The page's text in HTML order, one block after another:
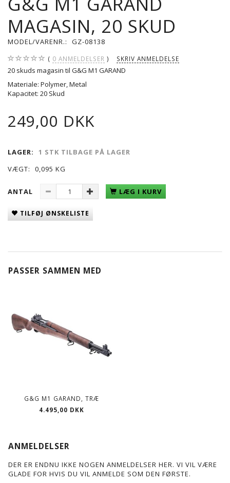
MAGASIN, 20 SKUD
MODEL/VARENR.: GZ-08138
0 ANMELDELSER SKRIV ANMELDELSE
20 skuds magasin til G&G M1 GARAND
Materiale: Polymer, Metal
Kapacitet: 20 Skud
249,00 DKK
LAGER:
1 STK TILBAGE PÅ LAGER
VÆGT:
0,095 KG
ANTAL LÆG I KURV
TILFØJ ØNSKELISTE
PASSER SAMMEN MED
G&G M1 GARAND, TRÆ
4.495,00 DKK
ANMELDELSER
DER ER ENDNU IKKE NOGEN ANMELDELSER HER. VI VIL VÆRE
GLADE FOR HVIS DU VIL ANMELDE SOM DEN FØRSTE.